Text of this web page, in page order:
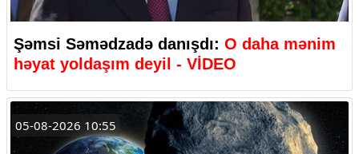
Şəmsi Səmədzadə danışdı: O daha mənim
həyat yoldaşım deyil - VİDEO
05-08-2026 10:55